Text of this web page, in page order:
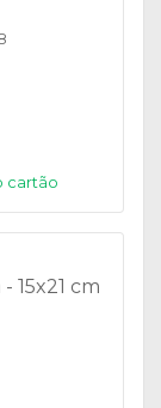
cartão
15x21 cm